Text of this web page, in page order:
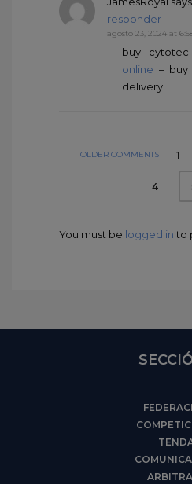
responder
agosto 23, 2024 at
buy
online – buy
delivery
OLDER COMMENTS 1
4
You must be logged in to